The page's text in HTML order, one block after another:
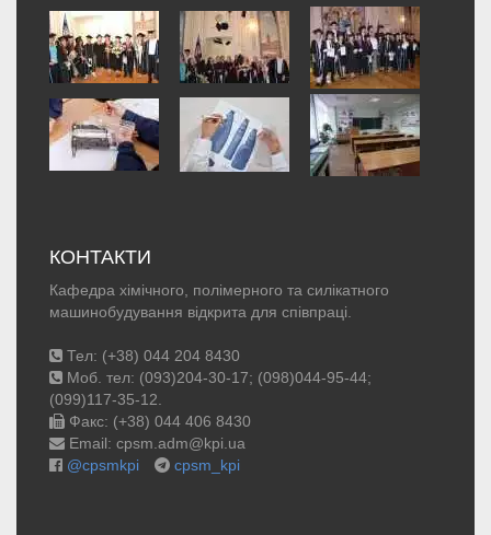
КОНТАКТИ
Кафедра хімічного, полімерного та силікатного
машинобудування відкрита для співпраці.
Тел: (+38) 044 204 8430
Моб. тел: (093)204-30-17; (098)044-95-44;
(099)117-35-12.
Факс: (+38) 044 406 8430
Email: cpsm.adm@kpi.ua
@cpsmkpi
cpsm_kpi